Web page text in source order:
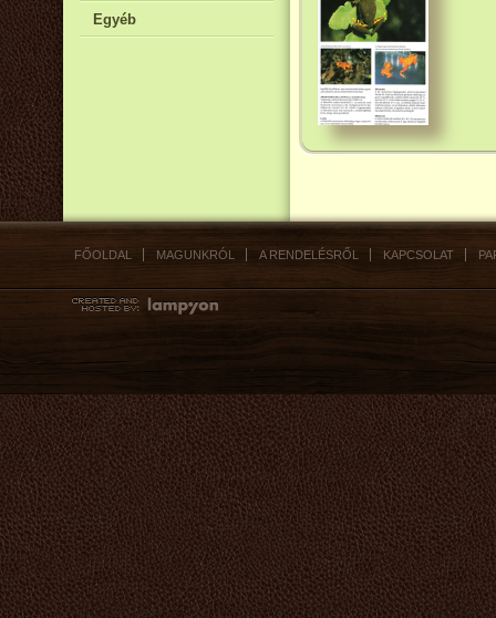
Egyéb
FŐOLDAL MAGUNKRÓL A RENDELÉSRŐL KAPCSOLAT